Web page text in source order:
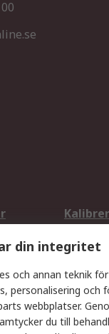
Teknisk
din integritet
och annan teknik
personalisering och
webbplatser.
du till